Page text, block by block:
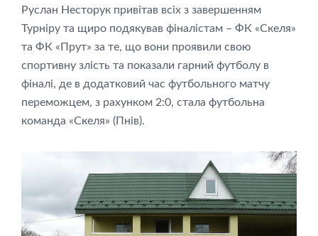
Руслан Несторук привітав всіх з завершенням
Турніру та щиро подякував фіналістам – ФК «Скеля»
та ФК «Прут» за те, що вони проявили свою
спортивну злість та показали гарний футболу в
фіналі, де в додатковий час футбольного матчу
переможцем, з рахунком 2:0, стала футбольна
команда «Скеля» (Пнів).